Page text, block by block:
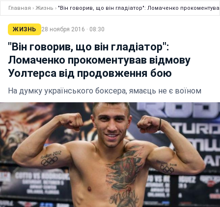
Главная › Жизнь › "Він говорив, що він гладіатор": Ломаченко
ЖИЗНЬ 28 ноября 2016 · 08:30
"Він говорив, що він гладіатор":
Ломаченко прокоментував відмову
Уолтерса від продовження бою
На думку українського боксера, ямаєць не є воїном